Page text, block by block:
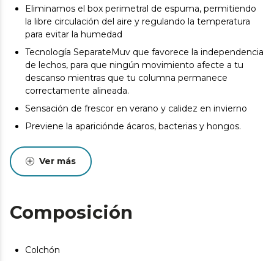
Eliminamos el box perimetral de espuma, permitiendo
la libre circulación del aire y regulando la temperatura
para evitar la humedad
Tecnología SeparateMuv que favorece la independencia
de lechos, para que ningún movimiento afecte a tu
descanso mientras que tu columna permanece
correctamente alineada.
Sensación de frescor en verano y calidez en invierno
Previene la apariciónde ácaros, bacterias y hongos.
Diseño cuidado y elegante con bordados con hilo
premium en el frontal y las cuatro asas.
mostrado y el entregado en cuanto a color, tejido o
acabado. Estas variaciones son normales y no afectan a
Ver más
Composición
Colchón